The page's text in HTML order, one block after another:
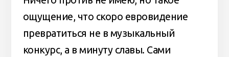
ощущение, что скоро евровидение
превратиться не в музыкальный
конкурс, а в минуту славы. Сами